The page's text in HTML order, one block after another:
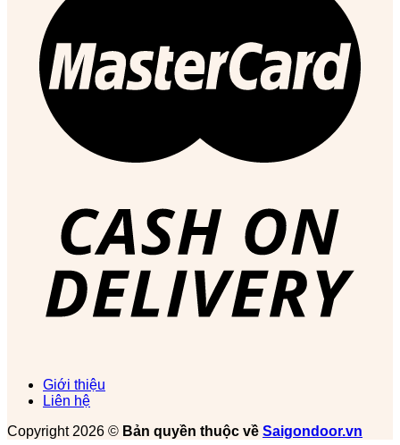
Giới thiệu
Liên hệ
Copyright 2026 © Bản quyền thuộc về Saigondoor.vn